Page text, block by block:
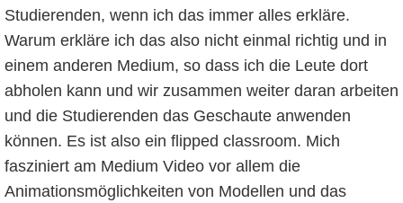
Studierenden, wenn ich das immer alles erkläre.
Warum erkläre ich das also nicht einmal richtig und in
einem anderen Medium, so dass ich die Leute dort
abholen kann und wir zusammen weiter daran arbeiten
und die Studierenden das Geschaute anwenden
können. Es ist also ein flipped classroom. Mich
fasziniert am Medium Video vor allem die
Animationsmöglichkeiten von Modellen und das